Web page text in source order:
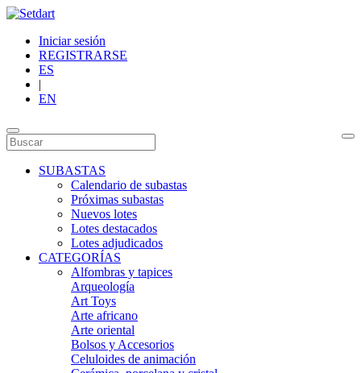
Iniciar sesión
REGISTRARSE
ES
|
EN
SUBASTAS
Calendario de subastas
Próximas subastas
Nuevos lotes
Lotes destacados
Lotes adjudicados
CATEGORÍAS
Alfombras y tapices
Arqueología
Art Toys
Arte africano
Arte oriental
Bolsos y Accesorios
Celuloides de animación